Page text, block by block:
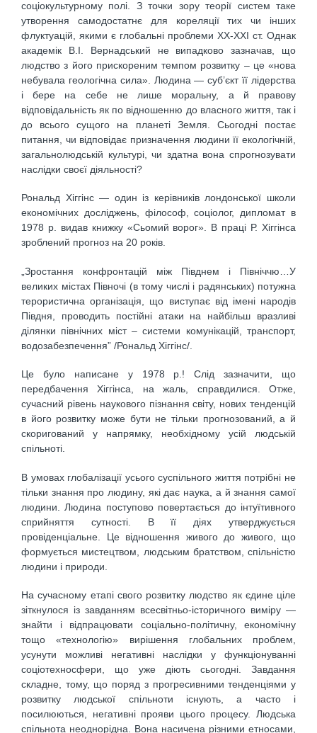
соціокультурному полі. З точки зору теорії систем таке
утворення самодостатнє для кореляції тих чи інших
флуктуацій, якими є глобальні проблеми ХХ-ХХІ ст. Однак
академік В.І. Вернадський не випадково зазначав, що
людство з його прискореним темпом розвитку – це «нова
небувала геологічна сила». Людина — суб’єкт її лідерства
і бере на себе не лише моральну, а й правову
відповідальність як по відношенню до власного життя, так і
до всього сущого на планеті Земля. Сьогодні постає
питання, чи відповідає призначення людини її екологічній,
загальнолюдській культурі, чи здатна вона спрогнозувати
наслідки своєї діяльності?
Рональд Хіггінс — один із керівників лондонської школи
економічних досліджень, філософ, соціолог, дипломат в
1978 р. видав книжку «Сьомий ворог». В праці Р. Хіггінса
зроблений прогноз на 20 років.
„Зростання конфронтацій між Півднем і Північчю…У
великих містах Півночі (в тому числі і радянських) потужна
терористична організація, що виступає від імені народів
Півдня, проводить постійні атаки на найбільш вразливі
ділянки північних міст – системи комунікацій, транспорт,
водозабезпечення” /Рональд Хіггінс/.
Це було написане у 1978 р.! Слід зазначити, що
передбачення Хіггінса, на жаль, справдилися. Отже,
сучасний рівень наукового пізнання світу, нових тенденцій
в його розвитку може бути не тільки прогнозований, а й
скоригований у напрямку, необхідному усій людській
спільноті.
В умовах глобалізації усього суспільного життя потрібні не
тільки знання про людину, які дає наука, а й знання самої
людини. Людина поступово повертається до інтуїтивного
сприйняття сутності. В її діях утверджується
провіденціальне. Це відношення живого до живого, що
формується мистецтвом, людським братством, спільністю
людини і природи.
На сучасному етапі свого розвитку людство як єдине ціле
зіткнулося із завданням всесвітньо-історичного виміру —
знайти і відпрацювати соціально-політичну, економічну
тощо «технологію» вирішення глобальних проблем,
усунути можливі негативні наслідки у функціонуванні
соціотехносфери, що уже діють сьогодні. Завдання
складне, тому, що поряд з прогресивними тенденціями у
розвитку людської спільноти існують, а часто і
посилюються, негативні прояви цього процесу. Людська
спільнота неоднорідна. Вона насичена різними етносами,